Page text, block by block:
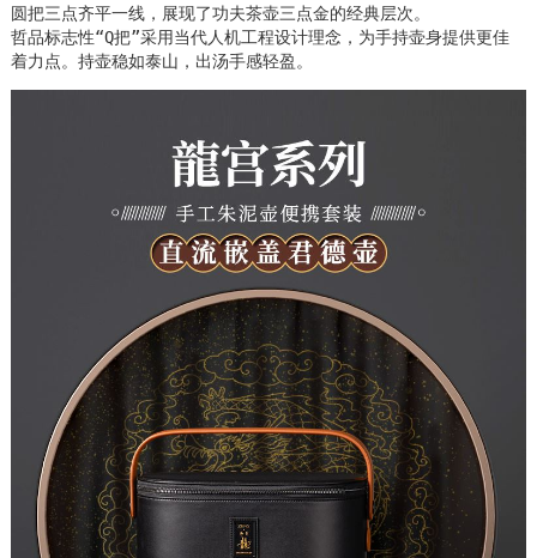
圆把三点齐平一线，展现了功夫茶壶三点金的经典层次。
哲品标志性“Q把”采用当代人机工程设计理念，为手持壶身提供更佳
着力点。持壶稳如泰山，出汤手感轻盈。